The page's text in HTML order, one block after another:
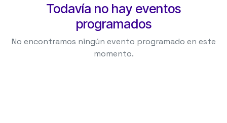
Todavía no hay eventos
programados
No encontramos ningún evento programado en este
momento.